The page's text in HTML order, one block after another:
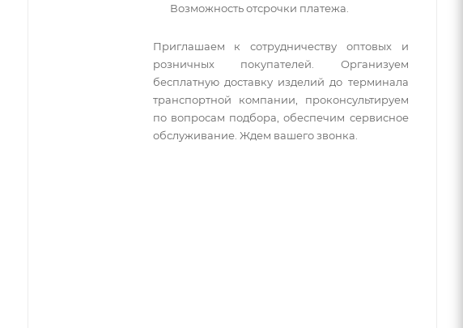
Возможность отсрочки платежа.
Приглашаем к сотрудничеству оптовых и
розничных покупателей. Организуем
бесплатную доставку изделий до терминала
транспортной компании, проконсультируем
по вопросам подбора, обеспечим сервисное
обслуживание. Ждем вашего звонка.